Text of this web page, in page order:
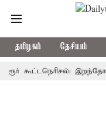
தமிழகம் தேசியம்
இறந்தோரின்